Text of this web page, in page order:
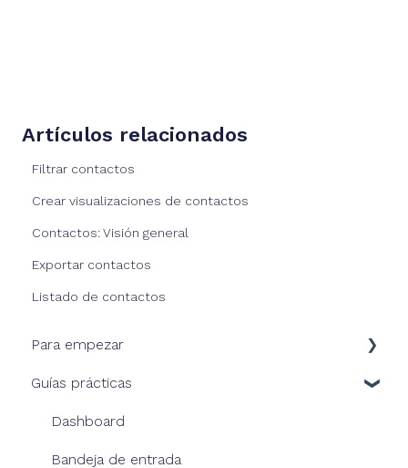
Artículos relacionados
Filtrar contactos
Crear visualizaciones de contactos
Contactos: Visión general
Exportar contactos
Listado de contactos
Para empezar
Nuestra solución
Consola HiJiffy
Nuestros planes
Guías prácticas
Dashboard
Bandeja de entrada